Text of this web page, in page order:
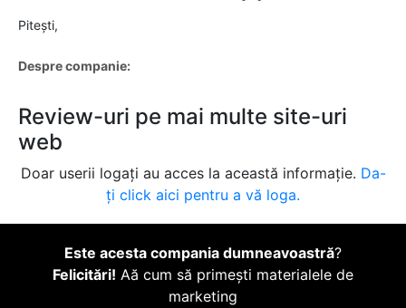
Piteşti,
Despre companie:
Review-uri pe mai multe site-uri
web
Doar userii logați au acces la această informație. Da-
ți click aici pentru a vă loga.
Este acesta compania dumneavoastră?
Felicitări! Aă cum să primești materialele de
marketing